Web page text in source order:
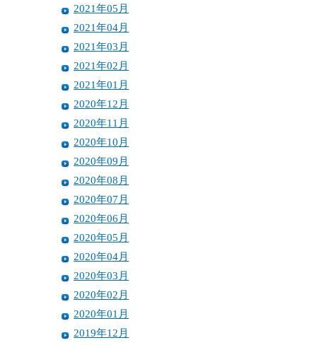
2021年05月
2021年04月
2021年03月
2021年02月
2021年01月
2020年12月
2020年11月
2020年10月
2020年09月
2020年08月
2020年07月
2020年06月
2020年05月
2020年04月
2020年03月
2020年02月
2020年01月
2019年12月